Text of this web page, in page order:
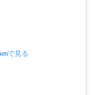
で見る